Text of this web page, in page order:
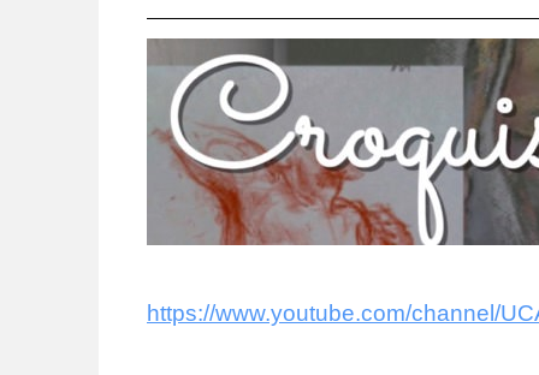
https://www.youtube.com/channel/